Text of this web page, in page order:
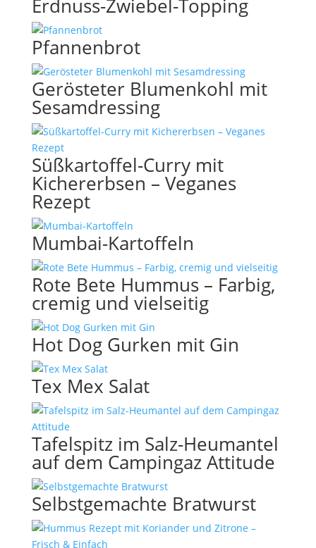
Erdnuss-Zwiebel-Topping
Pfannenbrot
Gerösteter Blumenkohl mit
Sesamdressing
Süßkartoffel-Curry mit
Kichererbsen – Veganes
Rezept
Mumbai-Kartoffeln
Rote Bete Hummus – Farbig,
cremig und vielseitig
Hot Dog Gurken mit Gin
Tex Mex Salat
Tafelspitz im Salz-Heumantel
auf dem Campingaz Attitude
Selbstgemachte Bratwurst